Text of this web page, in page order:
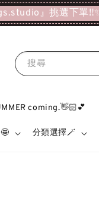
搜尋
coming.👋🏻💕
分類選擇🪄